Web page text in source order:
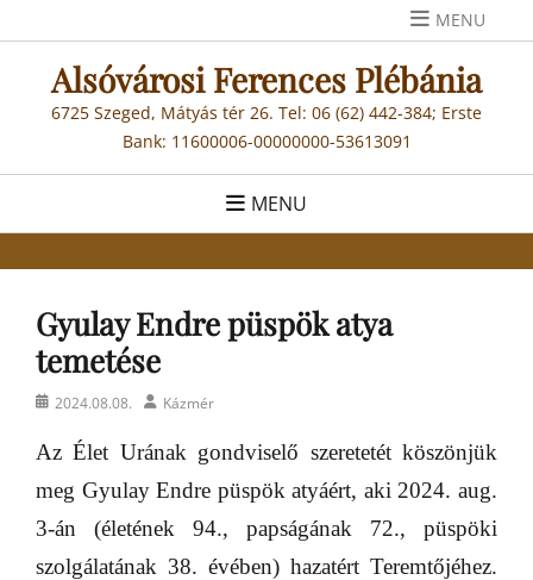
to
content
MENU
Alsóvárosi Ferences Plébánia
6725 Szeged, Mátyás tér 26. Tel: 06 (62) 442-384; Erste
Bank: 11600006-00000000-53613091
MENU
Gyulay Endre püspök atya
temetése
Posted2024.08.08. AuthorKázmér
Az Élet Urának gondviselő szeretetét köszönjük
meg Gyulay Endre püspök atyáért, aki 2024. aug.
3-án (életének 94., papságának 72., püspöki
szolgálatának 38. évében) hazatért Teremtőjéhez.